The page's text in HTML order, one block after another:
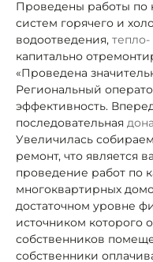
Проведены работы по
систем горячего и
водоотведения, тепло-
капитально
«Проведена
Региональный
эффективность.
последовательная
Увеличилась
ремонт, что является
проведение работ по
многоквартирных
достаточном уровне
источником которого
собственников
собственники